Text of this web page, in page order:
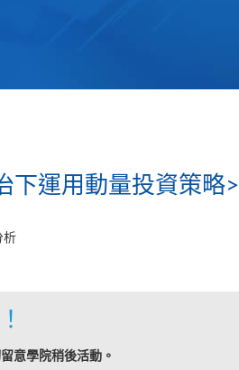
下運用動量投資策略>
析
意學院稍後活動。